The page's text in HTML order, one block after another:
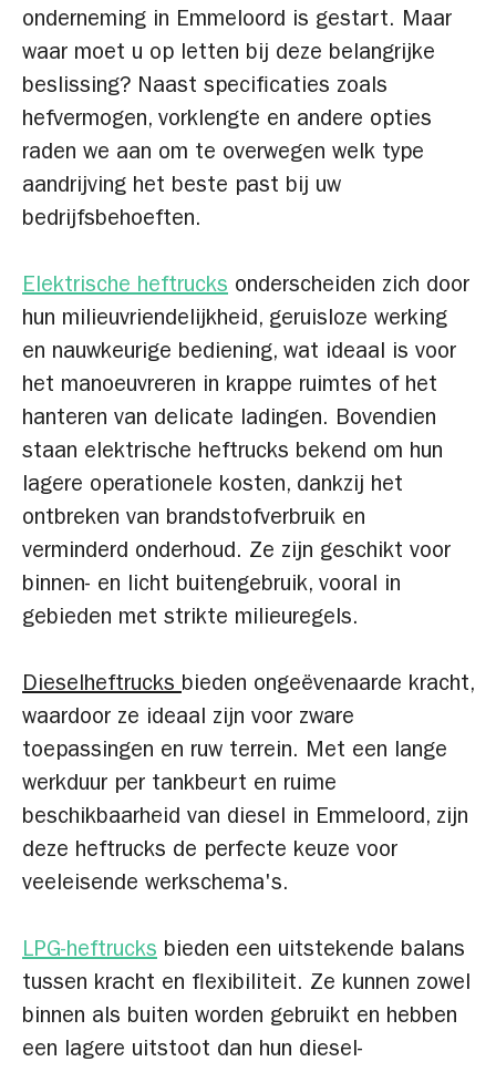
onderneming in Emmeloord is gestart. Maar
waar moet u op letten bij deze belangrijke
beslissing? Naast specificaties zoals
hefvermogen, vorklengte en andere opties
raden we aan om te overwegen welk type
aandrijving het beste past bij uw
bedrijfsbehoeften.
Elektrische heftrucks onderscheiden zich door
hun milieuvriendelijkheid, geruisloze werking
en nauwkeurige bediening, wat ideaal is voor
het manoeuvreren in krappe ruimtes of het
hanteren van delicate ladingen. Bovendien
staan elektrische heftrucks bekend om hun
lagere operationele kosten, dankzij het
ontbreken van brandstofverbruik en
verminderd onderhoud. Ze zijn geschikt voor
binnen- en licht buitengebruik, vooral in
gebieden met strikte milieuregels.
Dieselheftrucksbieden ongeëvenaarde kracht,
waardoor ze ideaal zijn voor zware
toepassingen en ruw terrein. Met een lange
werkduur per tankbeurt en ruime
beschikbaarheid van diesel in Emmeloord, zijn
deze heftrucks de perfecte keuze voor
veeleisende werkschema's.
LPG-heftrucks bieden een uitstekende balans
tussen kracht en flexibiliteit. Ze kunnen zowel
binnen als buiten worden gebruikt en hebben
een lagere uitstoot dan hun diesel-